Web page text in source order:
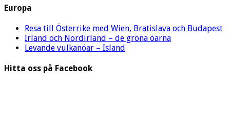
Europa
Resa till Österrike med Wien, Bratislava och Budapest
Irland och Nordirland – de gröna öarna
Levande vulkanöar – Island
Hitta oss på Facebook